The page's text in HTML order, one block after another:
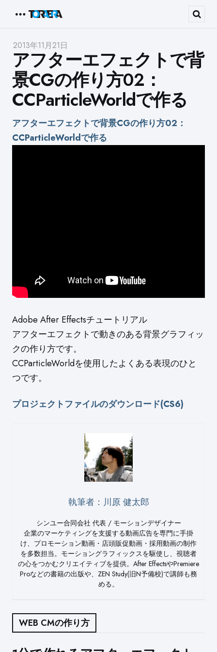
2013年11月21日
アフターエフェクトで背
景CGの作り方02：
CCParticleWorldで作る
アフターエフェクトで背景CGの作り方02：
CCParticleWorldで作る
Adobe After Effectsチュートリアル
アフターエフェクトで動きのある背景グラフィッ
クの作り方です。
CCParticleWorldを使用したよくある表現のひと
つです。
プロジェクトファイルのダウンロード(CS6)
執筆者：川原 健太郎
シンユー合同会社 代表 / モーションデザイナー
企業のマーケティングを支援する動画広告を専門に手掛
け、プロモーション動画・店頭販促動画・採用動画の制作
を多数担当。モーショングラフィックスを駆使し、視聴者
の心をつかむクリエイティブを提供。After EffectsやPremiere
Proなどの書籍の出版や、ZEN Study(旧N予備校)で講師も務
める。
WEB CMの作り方